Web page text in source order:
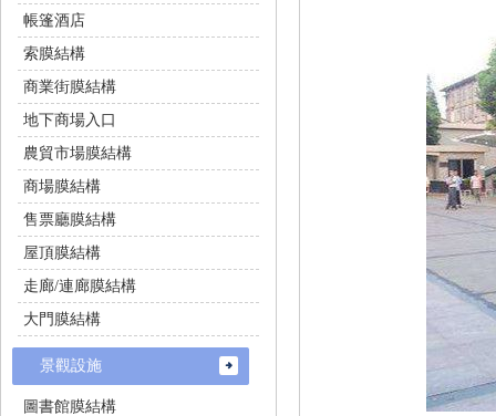
帳篷酒店
索膜結構
商業街膜結構
地下商場入口
農貿市場膜結構
商場膜結構
售票廳膜結構
屋頂膜結構
走廊/連廊膜結構
大門膜結構
景觀設施
圖書館膜結構